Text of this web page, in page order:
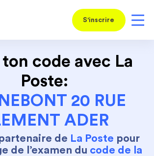
S'inscrire
ton code avec La
Poste:
20 RUE
ADER
de La Poste pour
de l’examen du code de la